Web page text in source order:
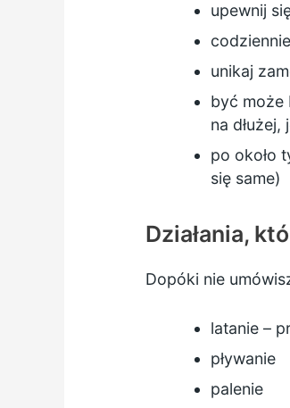
upewnij
unikaj
być może
na
po około
się same)
Działania,
Dopóki nie
latanie –
pływanie
palenie